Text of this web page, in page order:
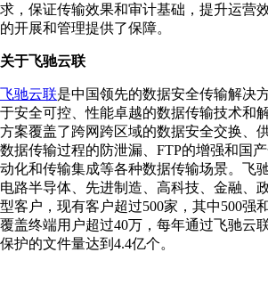
求，保证传输效果和审计基础，提升运营
的开展和管理提供了保障。
关于飞驰云联
飞驰云联是中国领先的数据安全传输解决
于安全可控、性能卓越的数据传输技术和
方案覆盖了跨网跨区域的数据安全交换、
数据传输过程的防泄漏、FTP的增强和国
动化和传输集成等各种数据传输场景。飞
电路半导体、先进制造、高科技、金融、
型客户，现有客户超过500家，其中500强
覆盖终端用户超过40万，每年通过飞驰云
保护的文件量达到4.4亿个。